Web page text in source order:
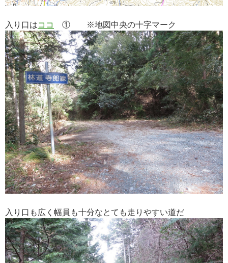
入り口はココ ① ※地図中央の十字マーク
入り口も広く幅員も十分なとても走りやすい道だ